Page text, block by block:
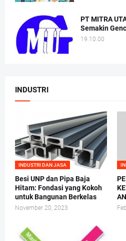
PT MITRA
Semakin
19.10.00
INDUSTRI
INDUSTRI DAN JASA
Besi UNP dan Pipa Baja
Hitam: Fondasi yang Kokoh
untuk Bangunan Berkelas
November 20, 2023